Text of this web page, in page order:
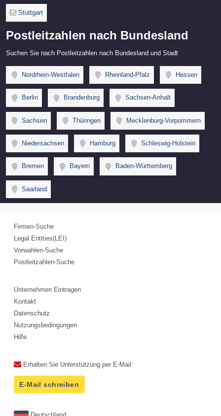
Stuttgart
Postleitzahlen nach Bundesland
Suchen Sie nach Postleitzahlen nach Bundesland und Stadt
Nordrhein-Westfalen Rheinland-Pfalz Hessen
Berlin Brandenburg Sachsen-Anhalt
Sachsen Thüringen Mecklenburg-Vorpommern
Niedersachsen Hamburg Schleswig-Holstein
Bremen Bayern Baden-Württemberg
Saarland
Firmen-Suche
Legal Entities(LEI)
Vorwahlen-Suche
Postleitzahlen-Suche
Unternehmen Eintragen
Kontakt
Datenschutz
Nutzungsbedingungen
Hilfe
Erhalten Sie Unterstützung per E-Mail:
E-Mail schreiben